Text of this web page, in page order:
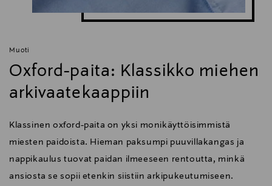
Muoti
Oxford-paita: Klassikko miehen
arkivaatekaappiin
Klassinen oxford-paita on yksi monikäyttöisimmistä
miesten paidoista. Hieman paksumpi puuvillakangas ja
nappikaulus tuovat paidan ilmeeseen rentoutta, minkä
ansiosta se sopii etenkin siistiin arkipukeutumiseen.